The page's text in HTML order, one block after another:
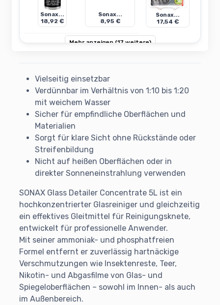
Sonax...
18,92 €
Sonax...
8,95 €
Sonax...
17,54 €
Mehr anzeigen (17 weitere)
Vielseitig einsetzbar
Verdünnbar im Verhältnis von 1:10 bis 1:20
mit weichem Wasser
Sicher für empfindliche Oberflächen und
Materialien
Sorgt für klare Sicht ohne Rückstände oder
Streifenbildung
Nicht auf heißen Oberflächen oder in
direkter Sonneneinstrahlung verwenden
SONAX Glass Detailer Concentrate 5L ist ein
hochkonzentrierter Glasreiniger und gleichzeitig
ein effektives Gleitmittel für Reinigungsknete,
entwickelt für professionelle Anwender.
Mit seiner ammoniak- und phosphatfreien
Formel entfernt er zuverlässig hartnäckige
Verschmutzungen wie Insektenreste, Teer,
Nikotin- und Abgasfilme von Glas- und
Spiegeloberflächen – sowohl im Innen- als auch
im Außenbereich.